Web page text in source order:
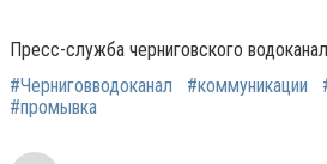
Пресс-служба черниговского
#Черниговводоканал
#коммуникации
#промывка